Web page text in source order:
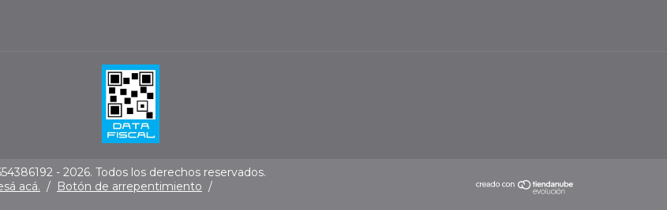
- 2026. Todos los derechos reservados.
acá. / Botón de arrepentimiento /